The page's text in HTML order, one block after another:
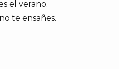
el verano.
te ensañes.